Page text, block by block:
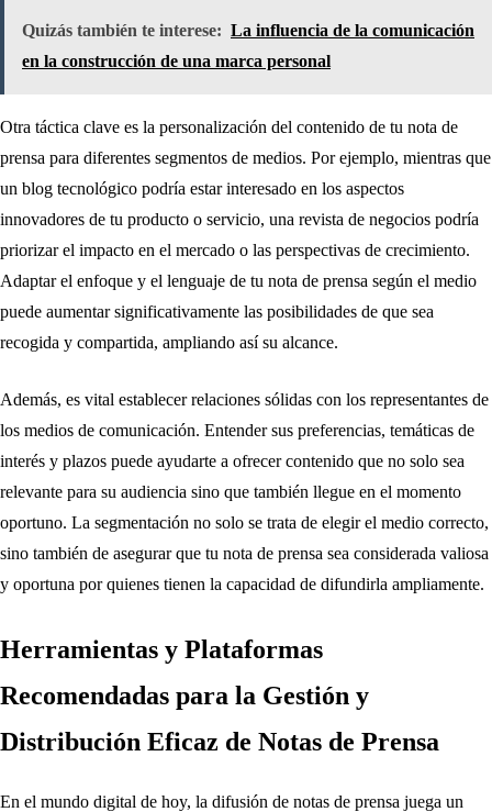
Quizás también te interese: La influencia de la comunicación
en la construcción de una marca personal
Otra táctica clave es la personalización del contenido de tu nota de
prensa para diferentes segmentos de medios. Por ejemplo, mientras que
un blog tecnológico podría estar interesado en los aspectos
innovadores de tu producto o servicio, una revista de negocios podría
priorizar el impacto en el mercado o las perspectivas de crecimiento.
Adaptar el enfoque y el lenguaje de tu nota de prensa según el medio
puede aumentar significativamente las posibilidades de que sea
recogida y compartida, ampliando así su alcance.
Además, es vital establecer relaciones sólidas con los representantes de
los medios de comunicación. Entender sus preferencias, temáticas de
interés y plazos puede ayudarte a ofrecer contenido que no solo sea
relevante para su audiencia sino que también llegue en el momento
oportuno. La segmentación no solo se trata de elegir el medio correcto,
sino también de asegurar que tu nota de prensa sea considerada valiosa
y oportuna por quienes tienen la capacidad de difundirla ampliamente.
Herramientas y Plataformas
Recomendadas para la Gestión y
Distribución Eficaz de Notas de Prensa
En el mundo digital de hoy, la difusión de notas de prensa juega un